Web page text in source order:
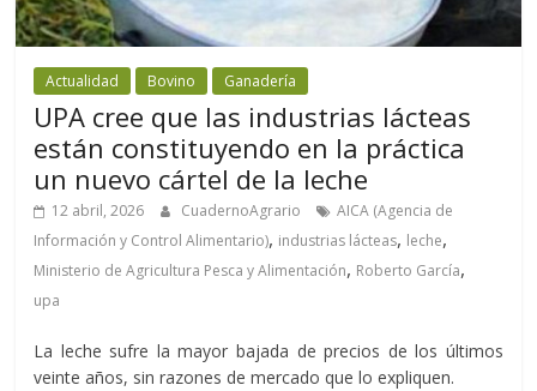
Actualidad Bovino Ganadería
UPA cree que las industrias lácteas
están constituyendo en la práctica
un nuevo cártel de la leche
12 abril, 2026 CuadernoAgrario
AICA (Agencia de
Información y Control Alimentario), industrias lácteas, leche,
Ministerio de Agricultura Pesca y Alimentación, Roberto García,
upa
La leche sufre la mayor bajada de precios de los últimos
veinte años, sin razones de mercado que lo expliquen.